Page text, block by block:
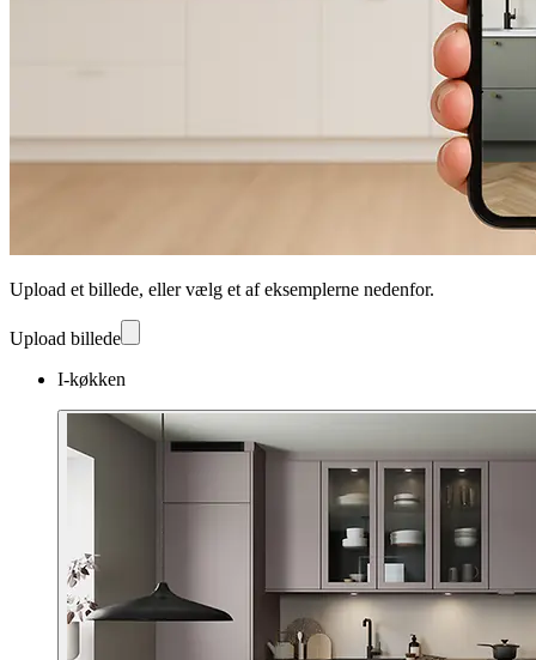
Upload et billede, eller vælg et af eksemplerne nedenfor.
Upload billede
I-køkken